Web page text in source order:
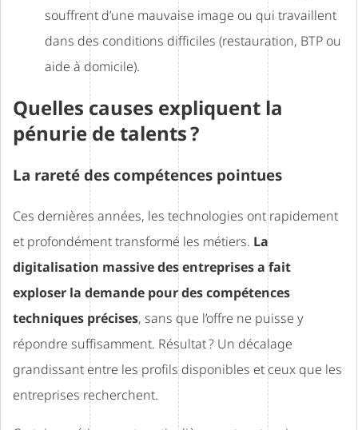
souffrent d’une mauvaise image ou qui travaillent
dans des conditions difficiles (restauration, BTP ou
aide à domicile).
Quelles causes expliquent la
pénurie de talents ?
La rareté des compétences pointues
Ces dernières années, les technologies ont rapidement
et profondément transformé les métiers. La
digitalisation massive des entreprises a fait
exploser la demande pour des compétences
techniques précises, sans que l’offre ne puisse y
répondre suffisamment. Résultat ? Un décalage
grandissant entre les profils disponibles et ceux que les
entreprises recherchent.